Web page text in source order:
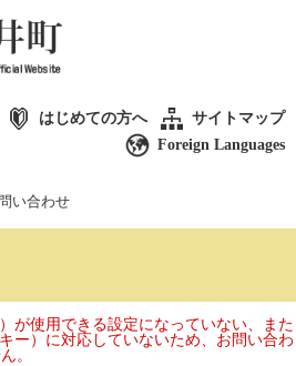
はじめての方へ
サイトマップ
Foreign Languages
い合わせ
が使用できる設定になっていない、また
ー）に対応していないため、お問い合わ
。